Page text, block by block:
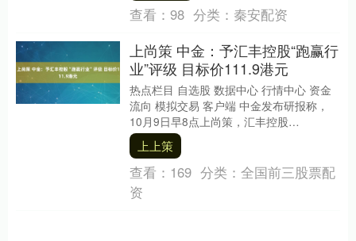
查看： 98 分类： 秦安配资
上尚策 中金：予汇丰控股“跑赢行
业”评级 目标价111.9港元
热点栏目 自选股 数据中心 行情中心 资金
流向 模拟交易 客户端 中金发布研报称，
10月9日早8点上尚策，汇丰控股
（00005）公告计划以每股155港币的价格
以....上上策
查看： 169 分类： 全国前三股票配
资